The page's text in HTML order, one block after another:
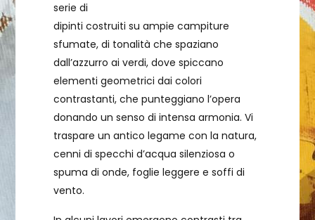
serie di
dipinti costruiti su ampie campiture
sfumate, di tonalità che spaziano
dall’azzurro ai verdi, dove spiccano
elementi geometrici dai colori
contrastanti, che punteggiano l’opera
donando un senso di intensa armonia. Vi
traspare un antico legame con la natura,
cenni di specchi d’acqua silenziosa o
spuma di onde, foglie leggere e soffi di
vento.